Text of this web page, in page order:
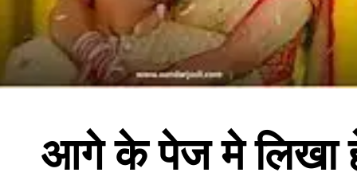
आगे के पेज मे लिखा